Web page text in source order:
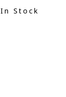
In Stock